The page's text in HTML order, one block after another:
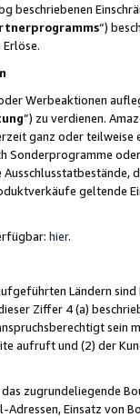
beschriebenen
“)
Werbeaktionen
”) zu verdienen.
ganz oder
Sonderprogramme
geltende
hier.
Ländern
Ziffer 4 (a)
sein
aufruft und (2) der
zugrundeliegende
Einsatz von